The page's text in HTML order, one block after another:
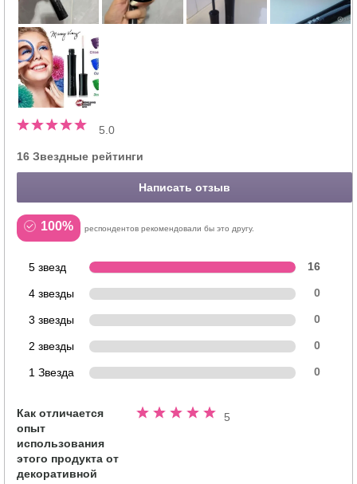
5.0
16 Звездные рейтинги
Написать отзыв
100% респондентов рекомендовали бы это другу.
5 звезд 16
4 звезды 0
3 звезды 0
2 звезды 0
1 Звезда 0
Как отличается
опыт
использования
этого продукта от
декоративной
5
Номинальный